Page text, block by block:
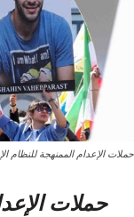
حملات الإعدام الممنهجة للنظام
حملات